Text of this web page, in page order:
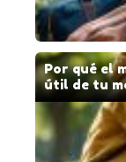
Por qué el
útil de tu